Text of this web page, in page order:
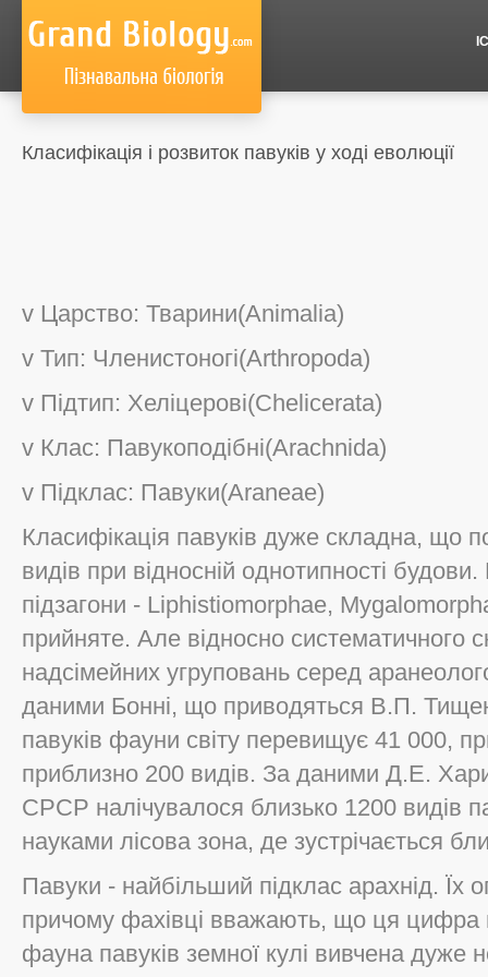
Класифікація і розвиток павуків у ході еволюції
v Царство: Тварини(Animalia)
v Тип: Членистоногі(Arthropoda)
v Підтип: Хеліцерові(Chelicerata)
v Клас: Павукоподібні(Arachnida)
v Підклас: Павуки(Araneae)
Класифікація павуків дуже складна, що
видів при відносній однотипності
підзагони - Lіphіstіomorphae,
прийняте. Але відносно систематичного
надсімейних угруповань серед
даними Бонні, що приводяться В.П.
павуків фауни світу перевищує 41 000,
приблизно 200 видів. За даними Д.Е.
СРСР налічувалося близько 1200 видів
науками лісова зона, де зустрічається
Павуки - найбільший підклас арахнід. Їх
причому фахівці вважають, що ця цифра
фауна павуків земної кулі вивчена дуже